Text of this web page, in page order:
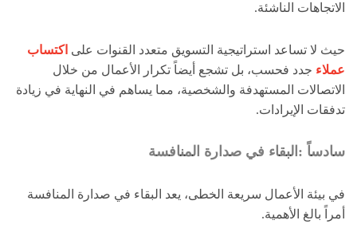
الاتجاهات الناشئة.
حيث لا تساعد استراتيجية التسويق متعدد القنوات على اكتساب
عملاء جدد فحسب، بل تشجع أيضاً تكرار الأعمال من خلال
الاتصالات المستهدفة والشخصية، مما يساهم في النهاية في زيادة
تدفقات الإيرادات.
سادساً :البقاء في صدارة المنافسة
في بيئة الأعمال سريعة الخطى، يعد البقاء في صدارة المنافسة
أمراً بالغ الأهمية.